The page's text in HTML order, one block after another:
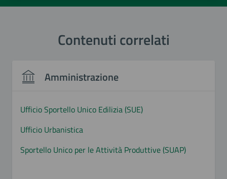
Contenuti correlati
Amministrazione
Ufficio Sportello Unico Edilizia (SUE)
Ufficio Urbanistica
Sportello Unico per le Attività Produttive (SUAP)